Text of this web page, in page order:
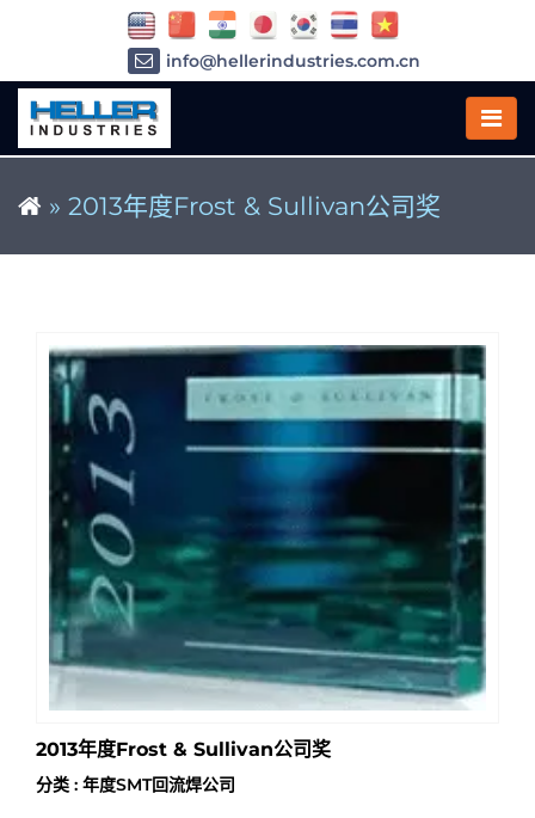
» 2013年度Frost & Sullivan公司奖
2013年度Frost & Sullivan公司奖
分类 : 年度SMT回流焊公司
info@hellerindustries.com.cn